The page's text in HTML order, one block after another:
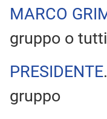
MARCO
gruppo o
PRESIDENTE
gruppo